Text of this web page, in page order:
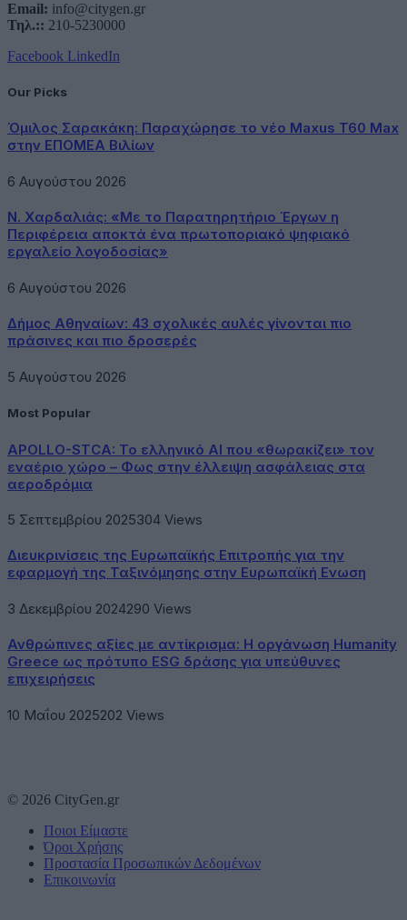
Email: info@citygen.gr
Τηλ.:: 210-5230000
Facebook LinkedIn
Our Picks
Όμιλος Σαρακάκη: Παραχώρησε το νέο Maxus T60 Max
στην ΕΠΟΜΕΑ Βιλίων
6 Αυγούστου 2026
Ν. Χαρδαλιάς: «Με το Παρατηρητήριο Έργων η
Περιφέρεια αποκτά ένα πρωτοποριακό ψηφιακό
εργαλείο λογοδοσίας»
6 Αυγούστου 2026
Δήμος Αθηναίων: 43 σχολικές αυλές γίνονται πιο
πράσινες και πιο δροσερές
5 Αυγούστου 2026
Most Popular
APOLLO-STCA: Το ελληνικό AI που «θωρακίζει» τον
εναέριο χώρο – Φως στην έλλειψη ασφάλειας στα
αεροδρόμια
5 Σεπτεμβρίου 2025304 Views
Διευκρινίσεις της Ευρωπαϊκής Επιτροπής για την
εφαρμογή της Ταξινόμησης στην Ευρωπαϊκή Ενωση
3 Δεκεμβρίου 2024290 Views
Ανθρώπινες αξίες με αντίκρισμα: Η οργάνωση Humanity
Greece ως πρότυπο ESG δράσης για υπεύθυνες
επιχειρήσεις
10 Μαΐου 2025202 Views
© 2026 CityGen.gr
Ποιοι Είμαστε
Όροι Χρήσης
Προστασία Προσωπικών Δεδομένων
Επικοινωνία